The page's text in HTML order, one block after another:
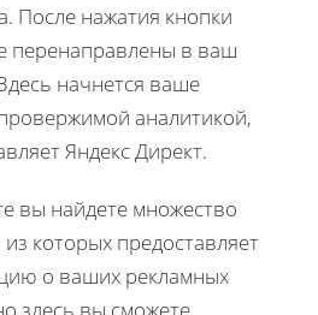
После нажатия кнопки
перенаправлены в ваш
начнется ваше
аналитикой,
Яндекс Директ.
вы найдете множество
которых предоставляет
о ваших рекламных
здесь вы сможете